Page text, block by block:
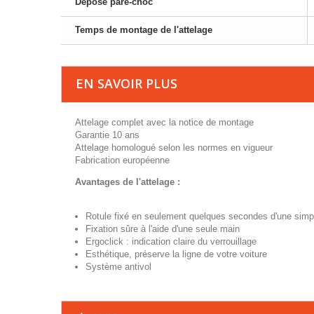
Temps de montage de l'attelage
EN SAVOIR PLUS
Attelage complet avec la notice de montage
Garantie 10 ans
Attelage homologué selon les normes en vigueur
Fabrication européenne
Avantages de l'attelage :
Rotule fixé en seulement quelques secondes d'une
Fixation sûre à l'aide d'une seule main
Ergoclick : indication claire du verrouillage
Esthétique, préserve la ligne de votre voiture
Système antivol